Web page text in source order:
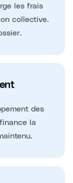
les frais
collective.
des
la